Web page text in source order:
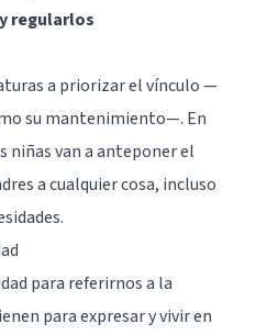
regularlos
a priorizar el vínculo —
su mantenimiento—. En
niñas van a anteponer el
a cualquier cosa, incluso
para referirnos a la
para expresar y vivir en